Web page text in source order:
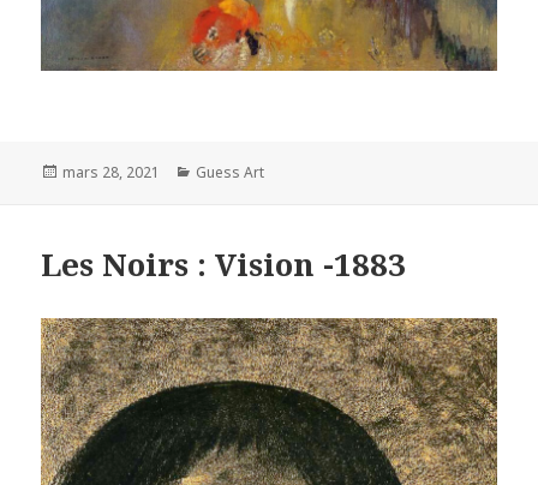
Posted
mars 28, 2021 Categories
Guess Art
Les Noirs : Vision -1883